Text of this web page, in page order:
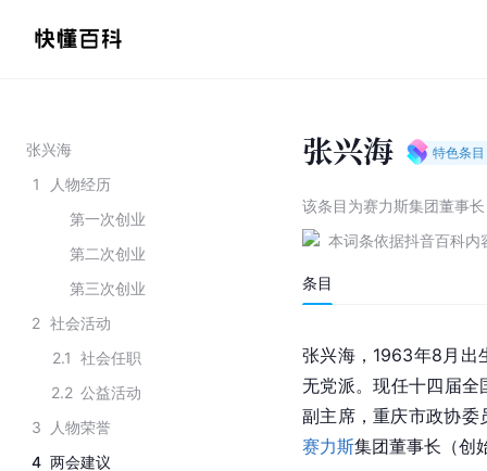
张兴海
1
人物经历
第一次创业
第二次创业
第三次创业
2 社会活动
2.1 社会任职
2.2 公益活动
3
人物荣誉
4 两会建议
张兴海 特色条目
该条目为赛力斯集团董事
本词条依据抖音百科内
条目
张兴海，1963年8月出
无党派。现任十四届全
副主席，重庆市政协委
赛力斯集团董事长（创